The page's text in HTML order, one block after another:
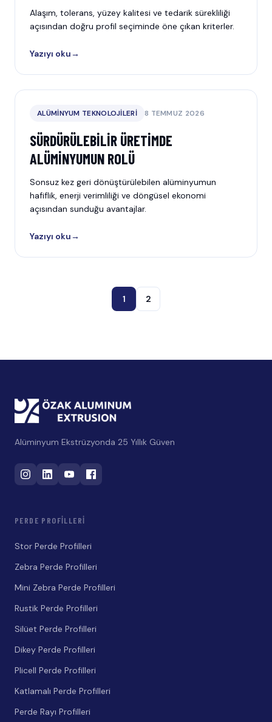
Alaşım, tolerans, yüzey kalitesi ve tedarik sürekliliği
açısından doğru profil seçiminde öne çıkan kriterler.
Yazıyı oku→
ALÜMINYUM TEKNOLOJILERI 8 TEMMUZ 2026
SÜRDÜRÜLEBILIR ÜRETIMDE
ALÜMINYUMUN ROLÜ
Sonsuz kez geri dönüştürülebilen alüminyumun
hafiflik, enerji verimliliği ve döngüsel ekonomi
açısından sunduğu avantajlar.
Yazıyı oku→
1 2
Alüminyum Ekstrüzyonda 25 Yıllık Güven
PERDE PROFILLERI
Stor Perde Profilleri
Zebra Perde Profilleri
Mini Zebra Perde Profilleri
Rustik Perde Profilleri
Silüet Perde Profilleri
Dikey Perde Profilleri
Plicell Perde Profilleri
Katlamalı Perde Profilleri
Perde Rayı Profilleri